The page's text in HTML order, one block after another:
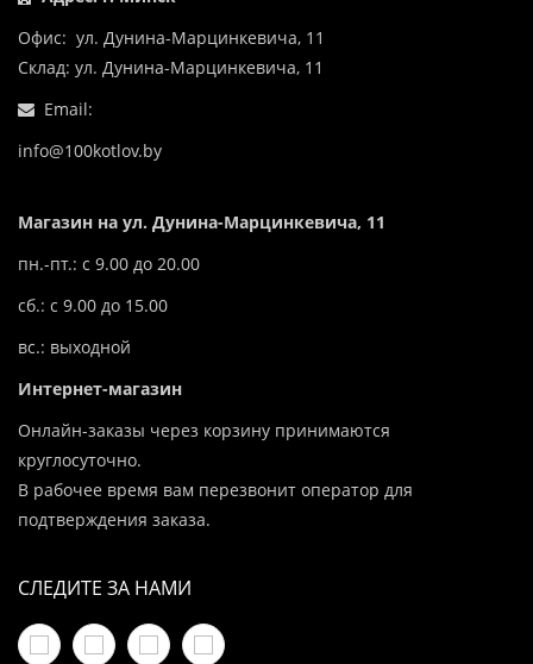
Офис: ул. Дунина-Марцинкевича, 11
Склад: ул. Дунина-Марцинкевича, 11
Email:
info@100kotlov.by
Магазин на ул. Дунина-Марцинкевича, 11
пн.-пт.: с 9.00 до 20.00
сб.: с 9.00 до 15.00
вс.: выходной
Интернет-магазин
Онлайн-заказы через корзину принимаются
круглосуточно.
В рабочее время вам перезвонит оператор для
подтверждения заказа.
СЛЕДИТЕ ЗА НАМИ